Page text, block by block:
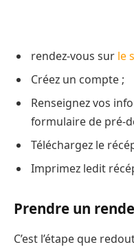
rendez-vous sur le
Créez un compte ;
Renseignez vos
formulaire de pré-
Téléchargez le
Imprimez ledit
Prendre un
C’est l’étape que